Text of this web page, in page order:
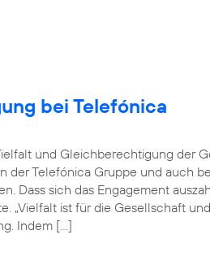
bei Telefónica
und Gleichberechtigung der
der Telefónica Gruppe und auch
Dass sich das Engagement
„Vielfalt ist für die Gesellschaft
Indem […]